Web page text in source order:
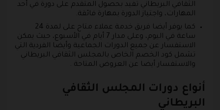
الثقافي البريطاني تفيد بحصول المتقدم على دورة في أحد
المهارات، واجتياز الدورة بمهارة فائقة.
كما يوفر أيضا فريق خدمة عملاء متاح على لمدة 24
ساعة في اليوم، وعلى مدار 7 أيام في الأسبوع، حيث يمكن
الاستفسار عن جميع الدورات الجماعية وأيضا الفردية التي
تشمل كود الخصم الخاص بالمجلس الثقافي البريطاني
والاستفسار أيضا عن العروض المتاحة .
أنواع دورات المجلس الثقافي
البريطاني